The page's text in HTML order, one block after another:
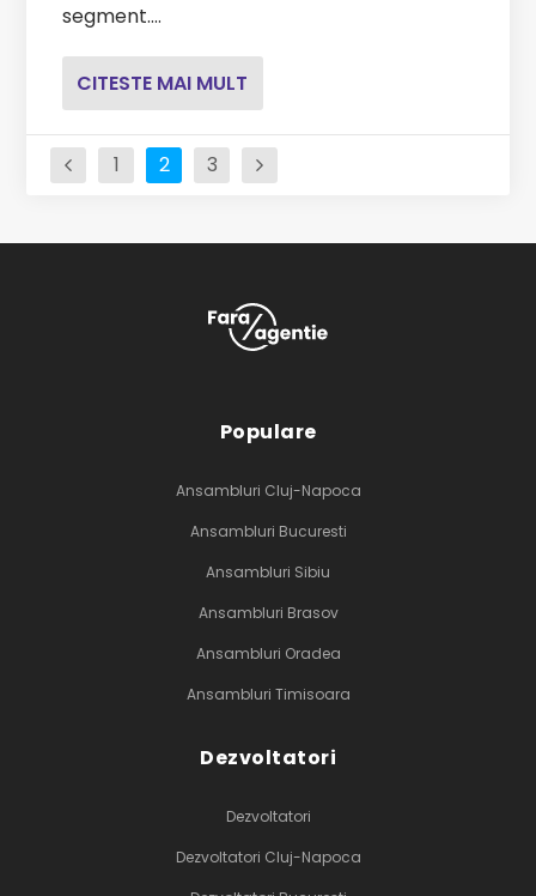
segment....
CITESTE MAI MULT
1 2 3
Populare
Ansambluri Cluj-Napoca
Ansambluri Bucuresti
Ansambluri Sibiu
Ansambluri Brasov
Ansambluri Oradea
Ansambluri Timisoara
Dezvoltatori
Dezvoltatori
Dezvoltatori Cluj-Napoca